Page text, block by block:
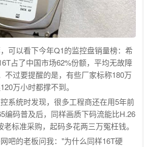
可以看下今年Q1的监控盘销量榜：希
占了中国市场62%份额，平均无故障
不过要提醒的是，有些厂家标称180万
万小时都撑不到。
系统时发现，很多工程商还在用5年前
编码普及后，同样画质下码流能比H.26
标准采购，起码多花两三万冤枉钱。
吧的老板问我："为什么同样16T硬